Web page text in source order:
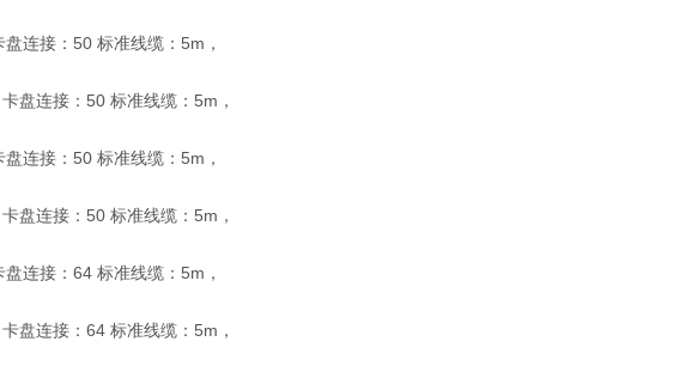
连接：50 标准线缆：5m，
盘连接：50 标准线缆：5m，
连接：50 标准线缆：5m，
盘连接：50 标准线缆：5m，
连接：64 标准线缆：5m，
盘连接：64 标准线缆：5m，